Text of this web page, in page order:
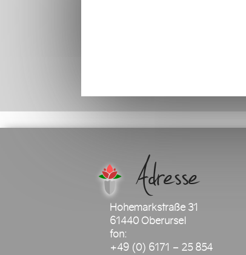
Adresse
Hohemarkstraße 31
61440 Oberursel
fon:
+49 (0) 6171 – 25 854